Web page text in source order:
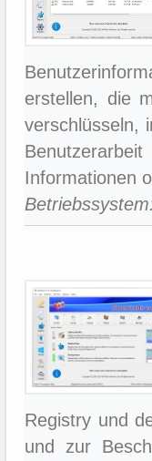
erstellen, die
verschlüsseln,
Informationen
Registry und
und zur